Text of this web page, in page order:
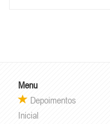
Menu
Depoimentos
Inicial